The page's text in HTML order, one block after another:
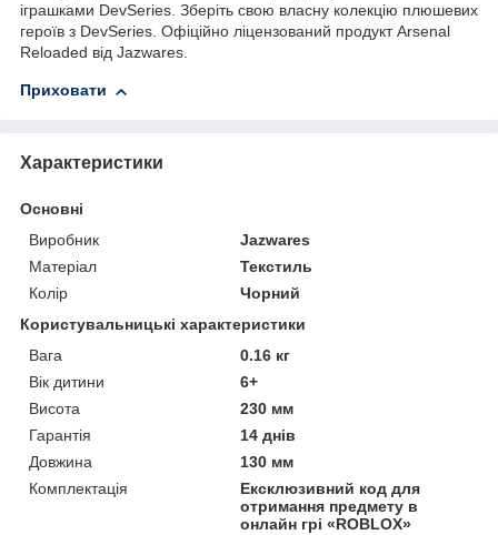
іграшками DevSeries. Зберіть свою власну колекцію плюшевих
героїв з DevSeries. Офіційно ліцензований продукт Arsenal
Reloaded від Jazwares.
Приховати
Характеристики
Основні
Виробник
Jazwares
Матеріал
Текстиль
Колір
Чорний
Користувальницькі характеристики
Вага
0.16 кг
Вік дитини
6+
Висота
230 мм
Гарантія
14 днів
Довжина
130 мм
Комплектація
Ексклюзивний код для
отримання предмету в
онлайн грі «ROBLOX»